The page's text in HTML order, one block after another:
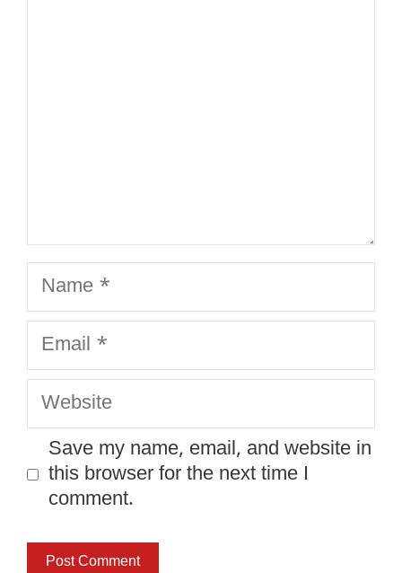
Name
Email
Website
Save my name, email, and website in
this browser for the next time I
comment.